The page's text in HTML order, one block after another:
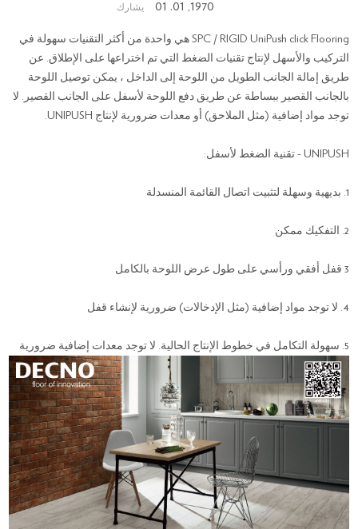
1970, 01. 01 يشارك
SPC / RIGID UniPush click Flooring هي واحدة من أكثر التقنيات سهولة في
التركيب والأسهل لإنتاج تقنيات الضغط التي تم اختراعها على الإطلاق. عن
طريق إمالة الجانب الطويل من اللوحة إلى الداخل ، يمكن توصيل اللوحة
بالجانب القصير ببساطة عن طريق دفع اللوحة لأسفل على الجانب القصير. لا
توجد مواد إضافية (مثل الملاحق) أو معدات ضرورية لإنتاج UNIPUSH.
UNIPUSH - تقنية الضغط لأسفل:
1. بديهية وسهلة لتثبيت اتصال القائمة المنسدلة
2. التفكيك ممكن
3 قفل أفقي ورأسي على طول عرض اللوحة بالكامل
4. لا توجد مواد إضافية (مثل الإدخالات) ضرورية لإنشاء قفل
5. سهولة التكامل في خطوط الإنتاج الحالية. لا توجد معدات إضافية ضرورية